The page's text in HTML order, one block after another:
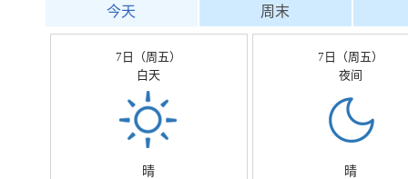
今天 周末
7日（周五）
白天
晴
7日（周五）
夜间
晴